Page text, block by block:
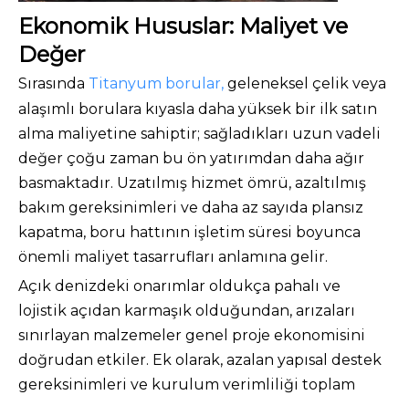
Ekonomik Hususlar: Maliyet ve
Değer
Sırasında Titanyum borular, geleneksel çelik veya
alaşımlı borulara kıyasla daha yüksek bir ilk satın
alma maliyetine sahiptir; sağladıkları uzun vadeli
değer çoğu zaman bu ön yatırımdan daha ağır
basmaktadır. Uzatılmış hizmet ömrü, azaltılmış
bakım gereksinimleri ve daha az sayıda plansız
kapatma, boru hattının işletim süresi boyunca
önemli maliyet tasarrufları anlamına gelir.
Açık denizdeki onarımlar oldukça pahalı ve
lojistik açıdan karmaşık olduğundan, arızaları
sınırlayan malzemeler genel proje ekonomisini
doğrudan etkiler. Ek olarak, azalan yapısal destek
gereksinimleri ve kurulum verimliliği toplam